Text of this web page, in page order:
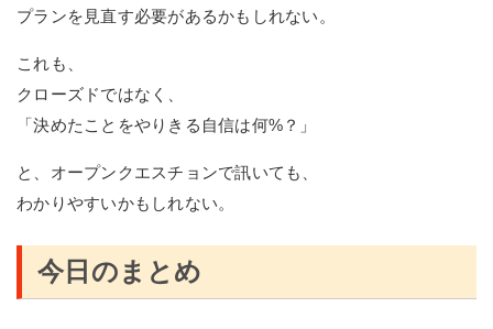
プランを見直す必要があるかもしれない。
これも、
クローズドではなく、
「決めたことをやりきる自信は何%？」
と、オープンクエスチョンで訊いても、
わかりやすいかもしれない。
今日のまとめ